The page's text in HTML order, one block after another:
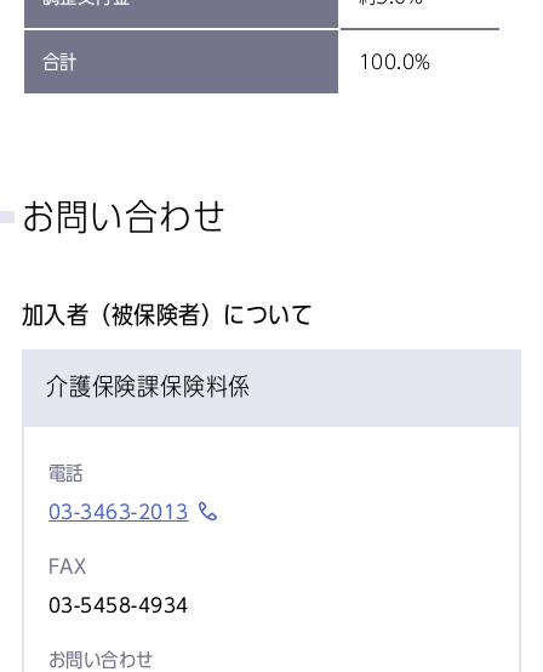
合計 100.0%
お問い合わせ
加入者（被保険者）について
介護保険課保険料係
電話
03-3463-2013
FAX
03-5458-4934
お問い合わせ